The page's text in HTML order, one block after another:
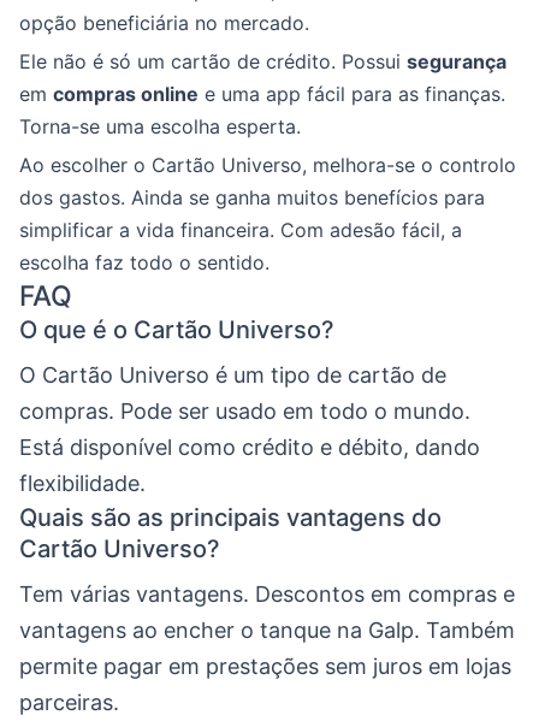
opção beneficiária no mercado.
Ele não é só um cartão de crédito. Possui segurança
em compras online e uma app fácil para as finanças.
Torna-se uma escolha esperta.
Ao escolher o Cartão Universo, melhora-se o controlo
dos gastos. Ainda se ganha muitos benefícios para
simplificar a vida financeira. Com adesão fácil, a
escolha faz todo o sentido.
FAQ
O que é o Cartão Universo?
O Cartão Universo é um tipo de cartão de
compras. Pode ser usado em todo o mundo.
Está disponível como crédito e débito, dando
flexibilidade.
Quais são as principais vantagens do
Cartão Universo?
Tem várias vantagens. Descontos em compras e
vantagens ao encher o tanque na Galp. Também
permite pagar em prestações sem juros em lojas
parceiras.